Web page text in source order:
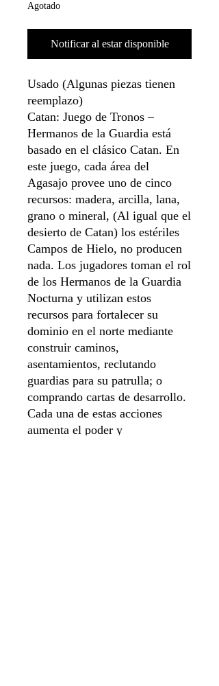
Agotado
Notificar al estar disponible
Usado (Algunas piezas tienen
reemplazo)
Catan: Juego de Tronos –
Hermanos de la Guardia está
basado en el clásico Catan. En
este juego, cada área del
Agasajo provee uno de cinco
recursos: madera, arcilla, lana,
grano o mineral, (Al igual que el
desierto de Catan) los estériles
Campos de Hielo, no producen
nada. Los jugadores toman el rol
de los Hermanos de la Guardia
Nocturna y utilizan estos
recursos para fortalecer su
dominio en el norte mediante
construir caminos,
asentamientos, reclutando
guardias para su patrulla; o
comprando cartas de desarrollo.
Cada una de estas acciones
aumenta el poder y